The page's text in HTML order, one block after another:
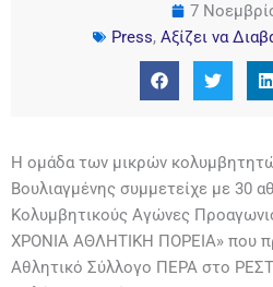
7
Press, Αξίζει να
Η ομάδα των μικρών
Βουλιαγμένης συμμετείχε με 30
Κολυμβητικούς Αγώνες
ΧΡΟΝΙΑ ΑΘΛΗΤΙΚΗ ΠΟΡΕΙΑ» που
Αθλητικό Σύλλογο ΠΕΡΑ στο